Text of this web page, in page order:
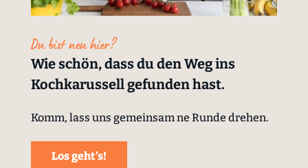
Du bist neu hier?
Wie schön, dass du den Weg ins
Kochkarussell gefunden hast.
Komm, lass uns gemeinsam ne Runde drehen.
Los geht’s!